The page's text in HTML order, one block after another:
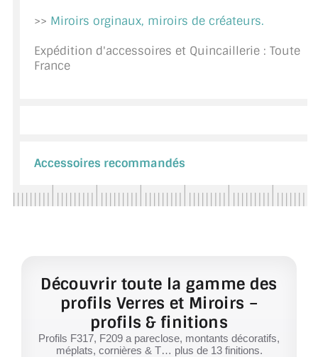
COMPTE PRO
MON PANIER
NOUS CONTACTER
>> Miroirs orginaux, miroirs de créateurs.
Expédition d'accessoires et Quincaillerie : Toute
France
Accessoires recommandés
Découvrir toute la gamme des
profils Verres et Miroirs –
profils & finitions
Profils F317, F209 a pareclose, montants décoratifs,
méplats, cornières & T… plus de 13 finitions.